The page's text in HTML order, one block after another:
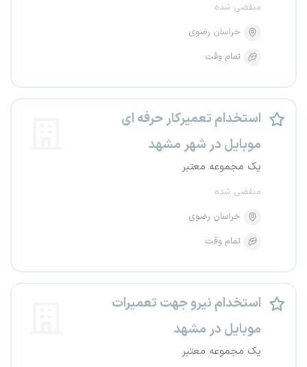
منقضی شده
خراسان رضوی
تمام وقت
استخدام تعمیرکار حرفه ای
موبایل در شهر مشهد
یک مجموعه معتبر
منقضی شده
خراسان رضوی
تمام وقت
استخدام نیرو جهت تعمیرات
موبایل در مشهد
یک مجموعه معتبر